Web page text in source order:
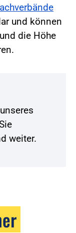
und können
die Höhe
weiter.